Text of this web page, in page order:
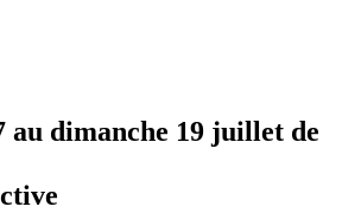
au dimanche 19 juillet de